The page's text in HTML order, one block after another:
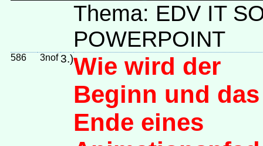
Thema: EDV IT
POWERPOINT
586 3nof 3.)Wie wird der
Beginn und das
Ende eines